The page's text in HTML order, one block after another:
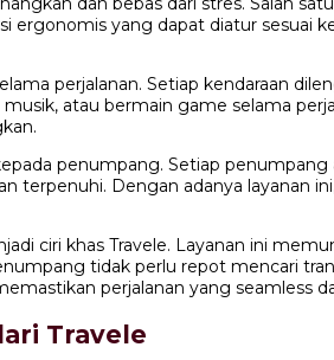
ergonomis yang dapat diatur
perjalanan. Setiap kendaraan
atau bermain game selama
penumpang. Setiap
terpenuhi. Dengan adanya layanan
ciri khas Travele. Layanan ini
tidak perlu repot mencari
perjalanan yang seamless
Travele